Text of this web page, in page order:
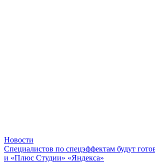
Новости
Специалистов по спецэффектам будут
и «Плюс Студии» «Яндекса»